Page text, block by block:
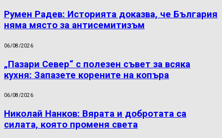
Румен Радев: Историята доказва, че България
няма място за антисемитизъм
06/08/2026
„Пазари Север“ с полезен съвет за всяка
кухня: Запазете корените на копъра
06/08/2026
Николай Нанков: Вярата и добротата са
силата, която променя света